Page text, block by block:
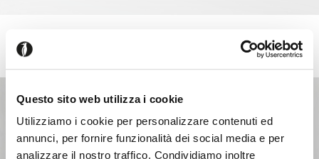
Questo sito web utilizza i cookie
Utilizziamo i cookie per personalizzare contenuti ed
annunci, per fornire funzionalità dei social media e per
analizzare il nostro traffico. Condividiamo inoltre
Table basse porte revues avec plateau elliptique et base en
métal
+4